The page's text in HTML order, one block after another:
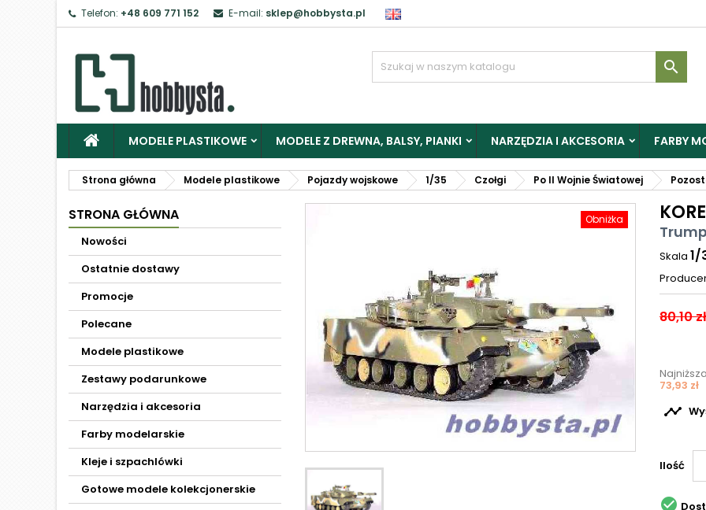
Telefon: +48 609 771 152 E-mail: sklep@hobbysta.pl

MODELE PLASTIKOWE MODELE Z DREWNA, BALSY, PIANKI NARZĘDZIA I AKCESORIA FARBY
Strona główna Modele plastikowe Pojazdy wojskowe 1/35 Czołgi Po II Wojnie Światowej
STRONA GŁÓWNA
Nowości
Ostatnie dostawy
Promocje
Polecane
Modele plastikowe
Zestawy podarunkowe
Narzędzia i akcesoria
Farby modelarskie
Kleje i szpachlówki
Gotowe modele kolekcjonerskie
Obniżka
Skala 1/
80,10 zł
73,93 zł

Ilość
